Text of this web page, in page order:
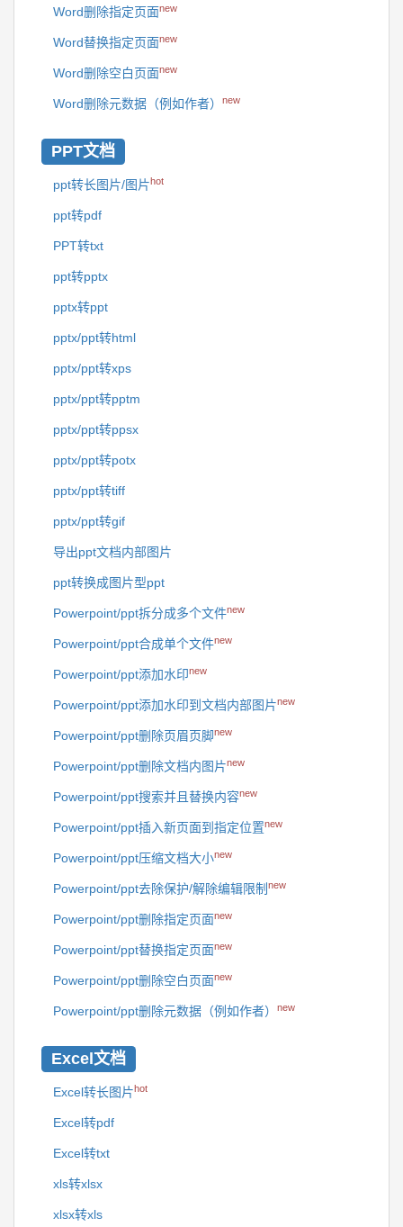
Word删除指定页面new
Word替换指定页面new
Word删除空白页面new
Word删除元数据（例如作者） new
PPT文档
ppt转长图片/图片hot
ppt转pdf
PPT转txt
ppt转pptx
pptx转ppt
pptx/ppt转html
pptx/ppt转xps
pptx/ppt转pptm
pptx/ppt转ppsx
pptx/ppt转potx
pptx/ppt转tiff
pptx/ppt转gif
导出ppt文档内部图片
ppt转换成图片型ppt
Powerpoint/ppt拆分成多个文件new
Powerpoint/ppt合成单个文件new
Powerpoint/ppt添加水印new
Powerpoint/ppt添加水印到文档内部图片new
Powerpoint/ppt删除页眉页脚new
Powerpoint/ppt删除文档内图片new
Powerpoint/ppt搜索并且替换内容new
Powerpoint/ppt插入新页面到指定位置new
Powerpoint/ppt压缩文档大小new
Powerpoint/ppt去除保护/解除编辑限制 new
Powerpoint/ppt删除指定页面new
Powerpoint/ppt替换指定页面new
Powerpoint/ppt删除空白页面new
Powerpoint/ppt删除元数据（例如作者） new
Excel文档
Excel转长图片hot
Excel转pdf
Excel转txt
xls转xlsx
xlsx转xls